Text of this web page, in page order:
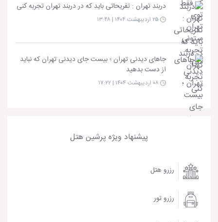
دربند تهران : تفریحاتی باید که در دربند تهران تجربه کنی
جاهای دیدنی تهران ؛ بیست جای دیدنی تهران که نباید
از دست بدهید
پیشنهاد ویژه پرشین هتل
رزرو هتل
رزرو تور